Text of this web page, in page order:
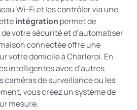
Wi-Fi et les contrôler via une
intégration permet de
votre sécurité et d’automatiser
connectéeoffre une
votre domicile à Charleroi. En
intelligentes avec d’autres
caméras de surveillance ou les
vous créez un système de
mesure.